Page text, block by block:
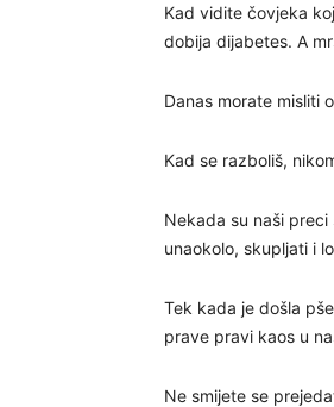
Kad vidite čovjeka
dobija dijabetes. A
Danas morate misliti
Kad se razboliš,
Nekada su naši
unaokolo, skupljati i
Tek kada je došla
prave pravi kaos u
Ne smijete se